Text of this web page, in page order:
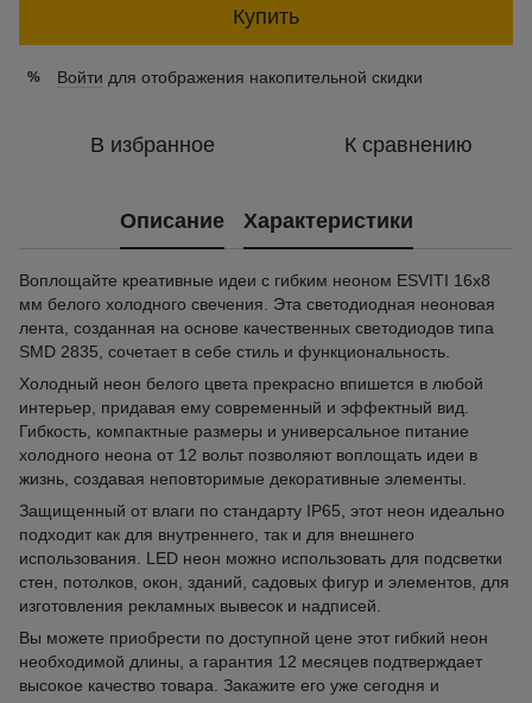
Купить
% Войти для отображения накопительной скидки
В избранное К сравнению
Описание Характеристики
Воплощайте креативные идеи с гибким неоном ESVITI 16х8
мм белого холодного свечения. Эта светодиодная неоновая
лента, созданная на основе качественных светодиодов типа
SMD 2835, сочетает в себе стиль и функциональность.
Холодный неон белого цвета прекрасно впишется в любой
интерьер, придавая ему современный и эффектный вид.
Гибкость, компактные размеры и универсальное питание
холодного неона от 12 вольт позволяют воплощать идеи в
жизнь, создавая неповторимые декоративные элементы.
Защищенный от влаги по стандарту IP65, этот неон идеально
подходит как для внутреннего, так и для внешнего
использования. LED неон можно использовать для подсветки
стен, потолков, окон, зданий, садовых фигур и элементов, для
изготовления рекламных вывесок и надписей.
Вы можете приобрести по доступной цене этот гибкий неон
необходимой длины, а гарантия 12 месяцев подтверждает
высокое качество товара. Закажите его уже сегодня и